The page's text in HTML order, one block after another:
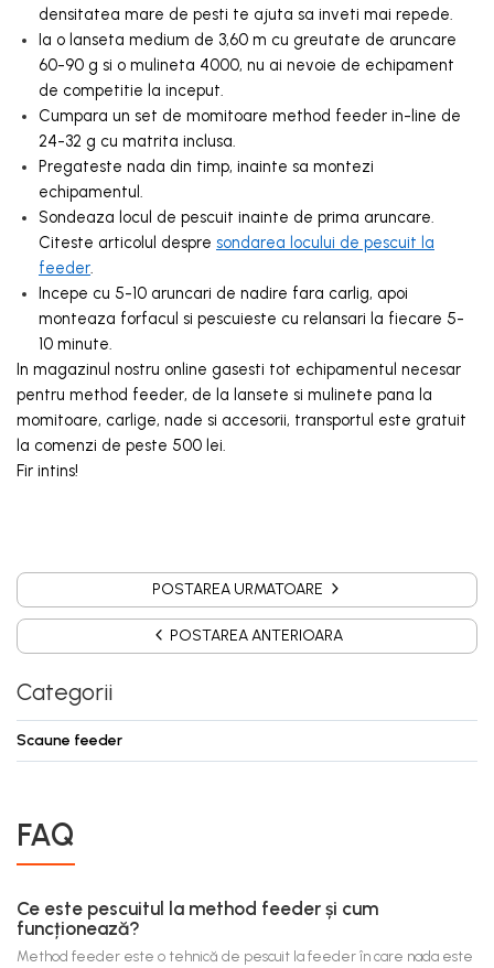
densitatea mare de pesti te ajuta sa inveti mai repede.
Ia o lanseta medium de 3,60 m cu greutate de aruncare
60-90 g si o mulineta 4000, nu ai nevoie de echipament
de competitie la inceput.
Cumpara un set de momitoare method feeder in-line de
24-32 g cu matrita inclusa.
Pregateste nada din timp, inainte sa montezi
echipamentul.
Sondeaza locul de pescuit inainte de prima aruncare.
Citeste articolul despre sondarea locului de pescuit la
feeder.
Incepe cu 5-10 aruncari de nadire fara carlig, apoi
monteaza forfacul si pescuieste cu relansari la fiecare 5-
10 minute.
In magazinul nostru online gasesti tot echipamentul necesar
pentru method feeder, de la lansete si mulinete pana la
momitoare, carlige, nade si accesorii, transportul este gratuit
la comenzi de peste 500 lei.
Fir intins!
POSTAREA URMATOARE
POSTAREA ANTERIOARA
Categorii
Scaune feeder
FAQ
Ce este pescuitul la method feeder și cum
funcționează?
Method feeder este o tehnică de pescuit la feeder în care nada este